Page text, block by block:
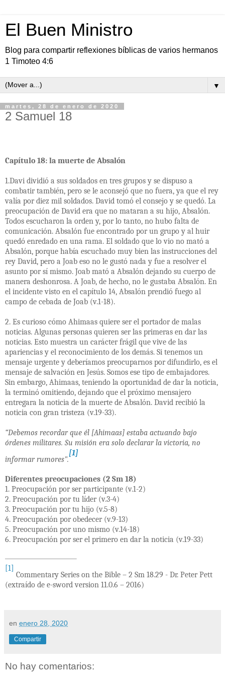
El Buen Ministro
Blog para compartir reflexiones bíblicas de varios hermanos
1 Timoteo 4:6
▼
martes, 28 de enero de 2020
2 Samuel 18
Capítulo 18: la muerte de Absalón
1.Davi dividió a sus soldados en tres grupos y se dispuso a
combatir también, pero se le aconsejó que no fuera, ya que el rey
valía por diez mil soldados. David tomó el consejo y se quedó. La
preocupación de David era que no mataran a su hijo, Absalón.
Todos escucharon la orden y, por lo tanto, no hubo falta de
comunicación. Absalón fue encontrado por un grupo y al huir
quedó enredado en una rama. El soldado que lo vio no mató a
Absalón, porque había escuchado muy bien las instrucciones del
rey David, pero a Joab eso no le gustó nada y fue a resolver el
asunto por sí mismo. Joab mató a Absalón dejando su cuerpo de
manera deshonrosa. A Joab, de hecho, no le gustaba Absalón. En
el incidente visto en el capítulo 14, Absalón prendió fuego al
campo de cebada de Joab (v.1-18).
2. Es curioso cómo Ahimaas quiere ser el portador de malas
noticias. Algunas personas quieren ser las primeras en dar las
noticias. Esto muestra un carácter frágil que vive de las
apariencias y el reconocimiento de los demás. Si tenemos un
mensaje urgente y deberíamos preocuparnos por difundirlo, es el
mensaje de salvación en Jesús. Somos ese tipo de embajadores.
Sin embargo, Ahimaas, teniendo la oportunidad de dar la noticia,
la terminó omitiendo, dejando que el próximo mensajero
entregara la noticia de la muerte de Absalón. David recibió la
noticia con gran tristeza (v.19-33).
“Debemos recordar que él [Ahimaas] estaba actuando bajo
órdenes militares. Su misión era solo declarar la victoria, no
informar rumores".
[1]
Diferentes preocupaciones (2 Sm 18)
1. Preocupación por ser participante (v.1-2)
2. Preocupación por tu líder (v.3-4)
3. Preocupación por tu hijo (v.5-8)
4. Preocupación por obedecer (v.9-13)
5. Preocupación por uno mismo (v.14-18)
6. Preocupación por ser el primero en dar la noticia (v.19-33)
[1]
Commentary Series on the Bible – 2 Sm 18.29 - Dr. Peter Pett
(extraído de e-sword version 11.0.6 – 2016)
en enero 28, 2020
Compartir
No hay comentarios: